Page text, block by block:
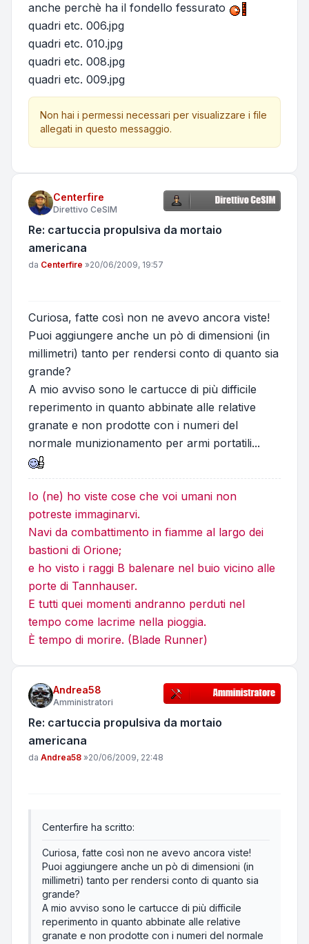
anche perchè ha il fondello fessurato
quadri etc. 006.jpg
quadri etc. 010.jpg
quadri etc. 008.jpg
quadri etc. 009.jpg
Non hai i permessi necessari per visualizzare i file
allegati in questo messaggio.
Centerfire
Direttivo CeSIM
Re: cartuccia propulsiva da mortaio
americana
Messaggio
da Centerfire »20/06/2009, 19:57
Curiosa, fatte così non ne avevo ancora viste!
Puoi aggiungere anche un pò di dimensioni (in
millimetri) tanto per rendersi conto di quanto sia
grande?
A mio avviso sono le cartucce di più difficile
reperimento in quanto abbinate alle relative
granate e non prodotte con i numeri del
normale munizionamento per armi portatili...
Io (ne) ho viste cose che voi umani non
potreste immaginarvi.
Navi da combattimento in fiamme al largo dei
bastioni di Orione;
e ho visto i raggi B balenare nel buio vicino alle
porte di Tannhauser.
E tutti quei momenti andranno perduti nel
tempo come lacrime nella pioggia.
È tempo di morire. (Blade Runner)
Andrea58
Amministratori
Re: cartuccia propulsiva da mortaio
americana
Messaggio
da Andrea58 »20/06/2009, 22:48
Centerfire ha scritto:
Curiosa, fatte così non ne avevo ancora viste!
Puoi aggiungere anche un pò di dimensioni (in
millimetri) tanto per rendersi conto di quanto sia
grande?
A mio avviso sono le cartucce di più difficile
reperimento in quanto abbinate alle relative
granate e non prodotte con i numeri del normale